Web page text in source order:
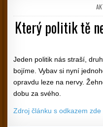
Který politik tě
Jeden politik nás straší,
bojíme. Vybav si nyní
opravdu leze na nervy.
dobu za svého.
Zdroj článku s odkazem zde